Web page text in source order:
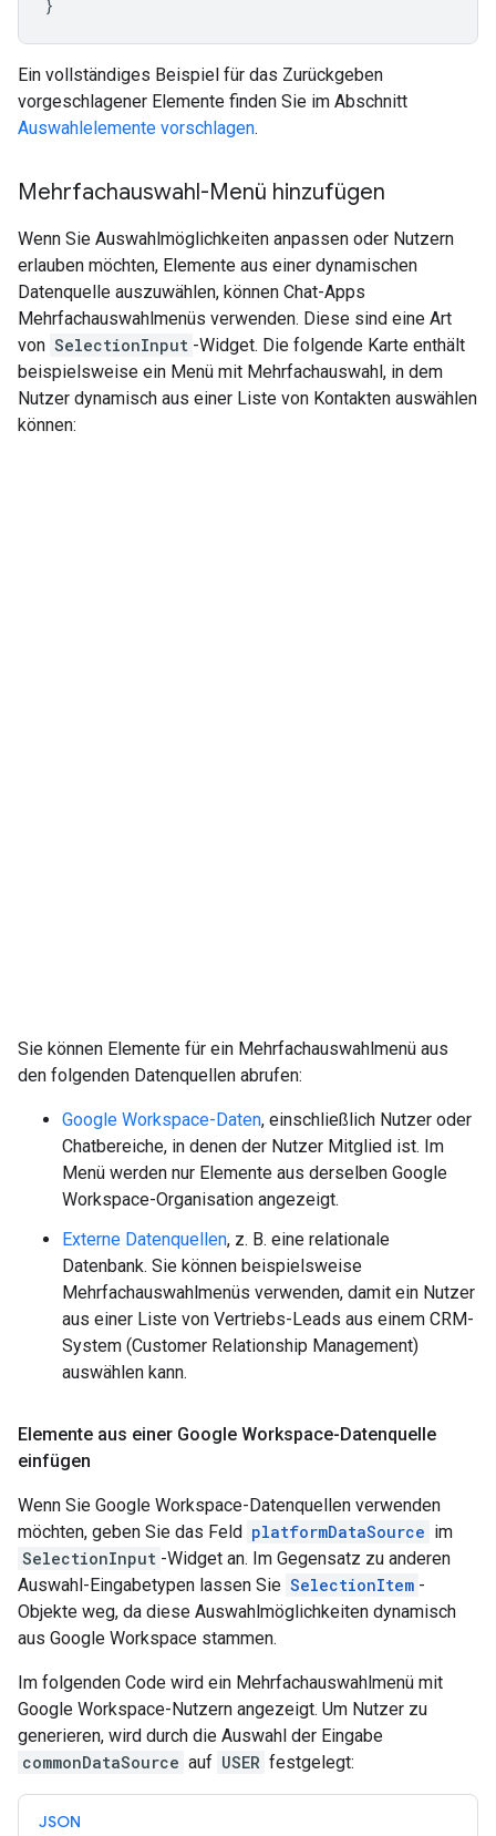
}
Ein vollständiges Beispiel für das Zurückgeben
vorgeschlagener Elemente finden Sie im Abschnitt
Auswahlelemente vorschlagen.
Mehrfachauswahl-Menü hinzufügen
Wenn Sie Auswahlmöglichkeiten anpassen oder Nutzern
erlauben möchten, Elemente aus einer dynamischen
Datenquelle auszuwählen, können Chat-Apps
Mehrfachauswahlmenüs verwenden. Diese sind eine Art
von SelectionInput -Widget. Die folgende Karte enthält
beispielsweise ein Menü mit Mehrfachauswahl, in dem
Nutzer dynamisch aus einer Liste von Kontakten auswählen
können:
Sie können Elemente für ein Mehrfachauswahlmenü aus
den folgenden Datenquellen abrufen:
Google Workspace-Daten, einschließlich Nutzer oder
Chatbereiche, in denen der Nutzer Mitglied ist. Im
Menü werden nur Elemente aus derselben Google
Workspace-Organisation angezeigt.
Externe Datenquellen, z. B. eine relationale
Datenbank. Sie können beispielsweise
Mehrfachauswahlmenüs verwenden, damit ein Nutzer
aus einer Liste von Vertriebs-Leads aus einem CRM-
System (Customer Relationship Management)
auswählen kann.
Elemente aus einer Google Workspace-Datenquelle
einfügen
Wenn Sie Google Workspace-Datenquellen verwenden
möchten, geben Sie das Feld platformDataSource im
SelectionInput -Widget an. Im Gegensatz zu anderen
Auswahl-Eingabetypen lassen Sie SelectionItem -
Objekte weg, da diese Auswahlmöglichkeiten dynamisch
aus Google Workspace stammen.
Im folgenden Code wird ein Mehrfachauswahlmenü mit
Google Workspace-Nutzern angezeigt. Um Nutzer zu
generieren, wird durch die Auswahl der Eingabe
commonDataSource auf USER festgelegt:
JSON